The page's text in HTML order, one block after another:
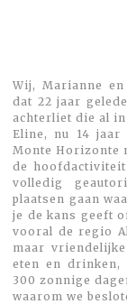
Wij, Marianne
dat 22 jaar
achterliet die al
Eline, nu 14 jaar
Monte Horizonte
de
volledig
plaatsen gaan
je de kans geeft
vooral de regio
maar
eten en drinken,
300 zonnige
waarom we